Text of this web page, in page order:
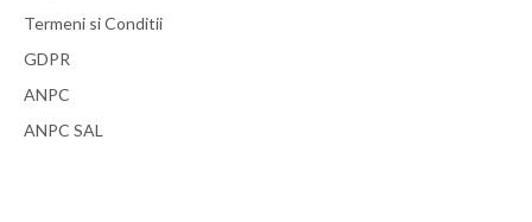
Termeni si Conditii
GDPR
ANPC
ANPC SAL